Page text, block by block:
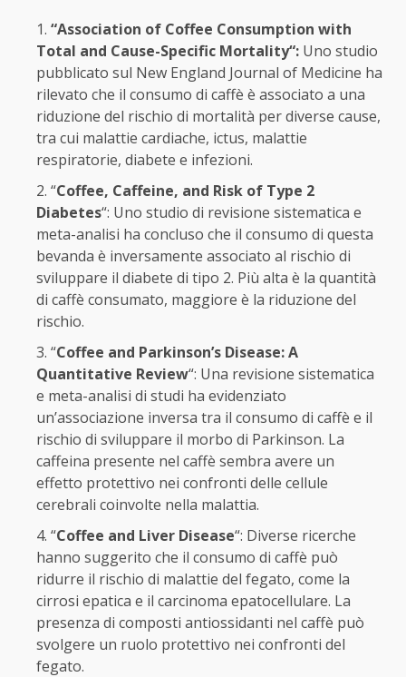
“Association of Coffee Consumption with
Total and Cause-Specific Mortality“: Uno studio
pubblicato sul New England Journal of Medicine ha
rilevato che il consumo di caffè è associato a una
riduzione del rischio di mortalità per diverse cause,
tra cui malattie cardiache, ictus, malattie
respiratorie, diabete e infezioni.
“Coffee, Caffeine, and Risk of Type 2
Diabetes“: Uno studio di revisione sistematica e
meta-analisi ha concluso che il consumo di questa
bevanda è inversamente associato al rischio di
sviluppare il diabete di tipo 2. Più alta è la quantità
di caffè consumato, maggiore è la riduzione del
rischio.
“Coffee and Parkinson’s Disease: A
Quantitative Review“: Una revisione sistematica
e meta-analisi di studi ha evidenziato
un’associazione inversa tra il consumo di caffè e il
rischio di sviluppare il morbo di Parkinson. La
caffeina presente nel caffè sembra avere un
effetto protettivo nei confronti delle cellule
cerebrali coinvolte nella malattia.
“Coffee and Liver Disease“: Diverse ricerche
hanno suggerito che il consumo di caffè può
ridurre il rischio di malattie del fegato, come la
cirrosi epatica e il carcinoma epatocellulare. La
presenza di composti antiossidanti nel caffè può
svolgere un ruolo protettivo nei confronti del
fegato.